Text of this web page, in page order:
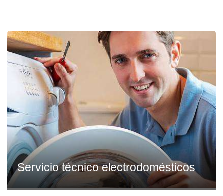
Servicio técnico electrodomésticos